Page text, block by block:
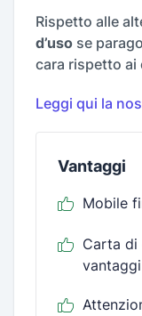
Rispetto alle
d’uso se
cara rispetto ai
Leggi qui la
Vantaggi
Mobile
Carta di
vantaggi